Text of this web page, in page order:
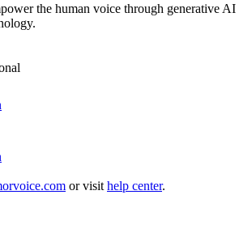
the human voice through generative AI
or visit help center.